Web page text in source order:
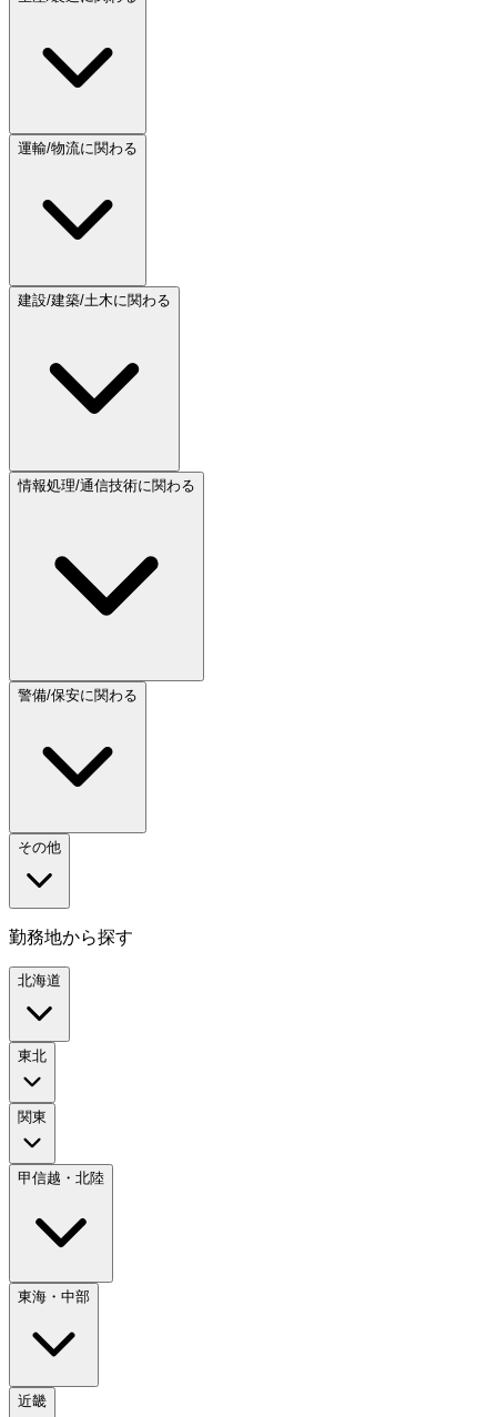
運輸/物流に関わる
建設/建築/土木に関わる
情報処理/通信技術に関わる
警備/保安に関わる
その他
勤務地から探す
北海道
東北
関東
甲信越・北陸
東海・中部
近畿